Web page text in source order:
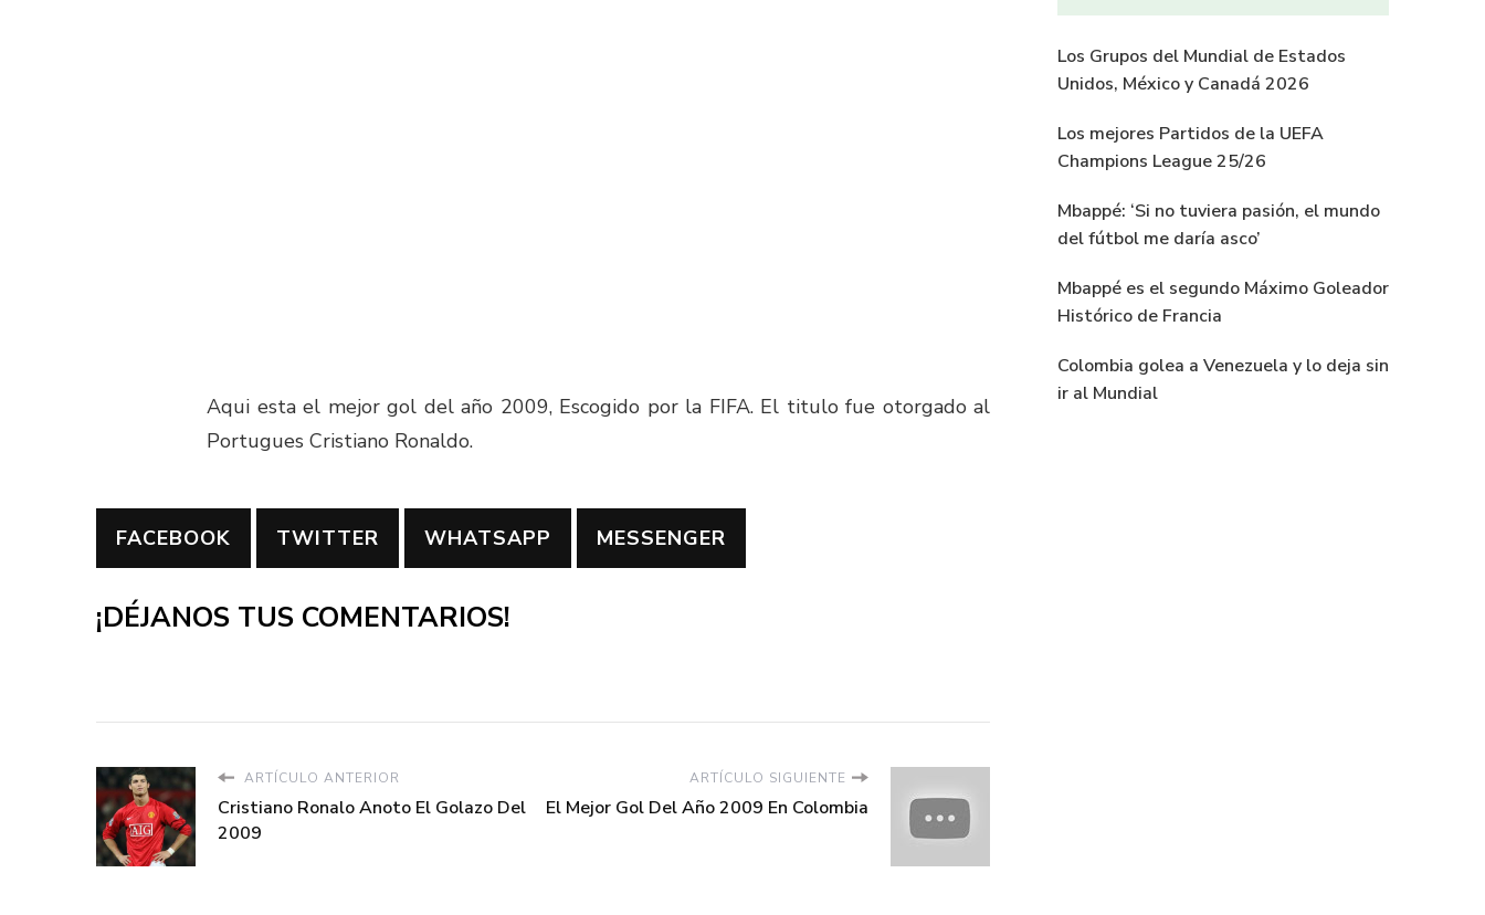
Aqui esta el mejor gol del año 2009, Escogido por la FIFA. El titulo fue otorgado al
Portugues Cristiano Ronaldo.
FACEBOOK TWITTER WHATSAPP MESSENGER
¡DÉJANOS TUS COMENTARIOS!
ARTÍCULO ANTERIOR
Cristiano Ronalo Anoto El Golazo Del
2009
ARTÍCULO SIGUIENTE
El Mejor Gol Del Año 2009 En Colombia
Los Grupos del Mundial de Estados
Unidos, México y Canadá 2026
Los mejores Partidos de la UEFA
Champions League 25/26
Mbappé: ‘Si no tuviera pasión, el mundo
del fútbol me daría asco’
Mbappé es el segundo Máximo Goleador
Histórico de Francia
Colombia golea a Venezuela y lo deja sin
ir al Mundial